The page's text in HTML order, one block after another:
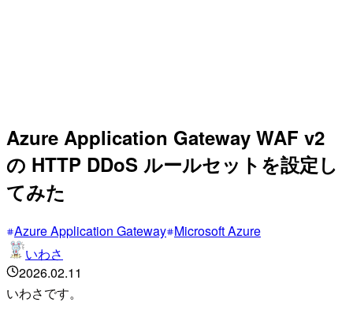
Azure Application Gateway WAF v2
の HTTP DDoS ルールセットを設定し
てみた
Azure Application Gateway Microsoft Azure
いわさ
2026.02.11
いわさです。